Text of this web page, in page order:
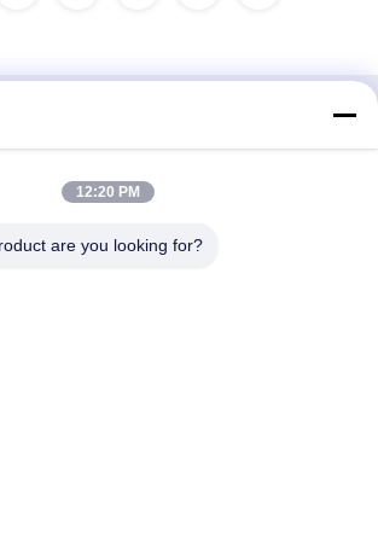
Town, Chengdu, Sichuan, China,
12:20 PM
are you looking for?